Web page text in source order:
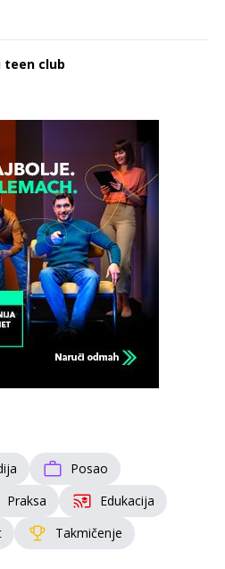
teen club
Posao
Praksa
Edukacija
Takmičenje